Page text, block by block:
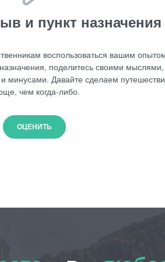
и пункт назначения
воспользоваться вашим
поделитесь своими мыслями,
минусами. Давайте сделаем
чем когда-либо.
ОЦЕНИТЬ